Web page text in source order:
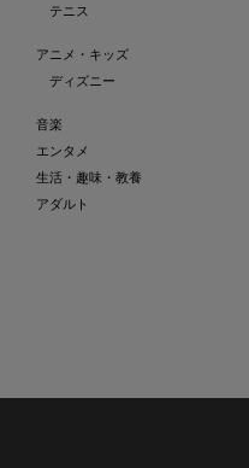
テニス
アニメ・キッズ
ディズニー
音楽
エンタメ
生活・趣味・教養
アダルト